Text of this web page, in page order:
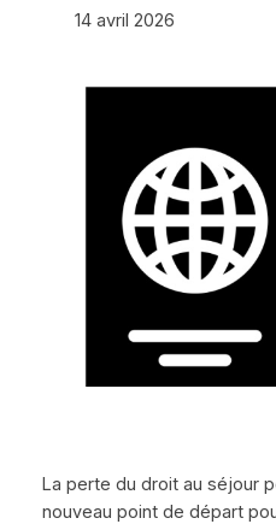
14 avril 2026
La perte du droit au séjour
nouveau point de départ